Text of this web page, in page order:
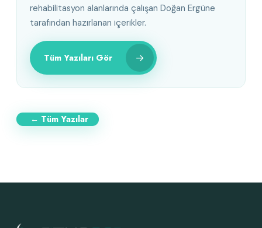
rehabilitasyon alanlarında çalışan Doğan Ergüne
tarafından hazırlanan içerikler.
Tüm Yazıları Gör →
← Tüm Yazılar